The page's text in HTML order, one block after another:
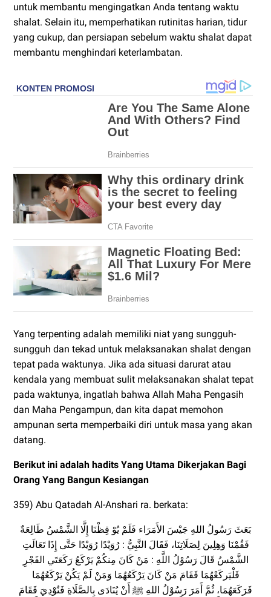
untuk membantu mengingatkan Anda tentang waktu
shalat. Selain itu, memperhatikan rutinitas harian, tidur
yang cukup, dan persiapan sebelum waktu shalat dapat
membantu menghindari keterlambatan.
Yang terpenting adalah memiliki niat yang sungguh-
sungguh dan tekad untuk melaksanakan shalat dengan
tepat pada waktunya. Jika ada situasi darurat atau
kendala yang membuat sulit melaksanakan shalat tepat
pada waktunya, ingatlah bahwa Allah Maha Pengasih
dan Maha Pengampun, dan kita dapat memohon
ampunan serta memperbaiki diri untuk masa yang akan
datang.
Berikut ini adalah hadits Yang Utama Dikerjakan Bagi
Orang Yang Bangun Kesiangan
359) Abu Qatadah Al-Anshari ra. berkata:
بَعَثَ رَسُولُ اللهِ جَيْسَ الأَمَرَاء فَلَمْ يُوْ قِظْنَا إِلَّا الشَّمْسُ طَالِعَةٌ
فَقُمْنَا وَهِلِينَ لِصَلَاتِنَا، فَقَالَ النَّبِيُّ : رُوَيْدًا رُوَيْدًا حَتَّى إِذَا تَعَالَتِ
الشَّمْسُ قَالَ رَسُوْلُ اللَّهِ : مَنْ كَانَ مِنكُمْ يَرْكَعُ رَكَعَتَي الفَجْرِ
فَلْيَركَعْهُمَا فَقَامَ مَنْ كَانَ يَرْكَعُهُمَا وَمَنْ لَمْ يَكُنْ يَرْكَعُهُمَا
فَرَكَعَهُمَا، ثُمَّ أَمَرَ رَسُوْلُ اللهِ ﷺ أَنْ يُنَادَى بِالصَّلَاةِ فَنُوْدِيَ فَقَامَ